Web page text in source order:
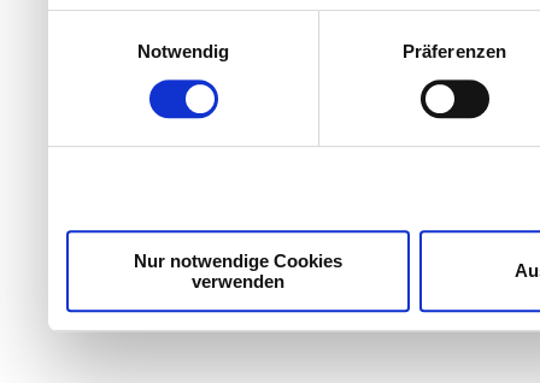
Notwendig
Präferenzen
Nur notwendige Cookies
verwenden